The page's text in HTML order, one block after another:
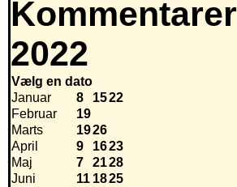
Kommentarer
2022
Vælg en dato
Januar
8 1522
Februar
19
Marts
1926
April
9 1623
Maj
7 2128
Juni
11 1825